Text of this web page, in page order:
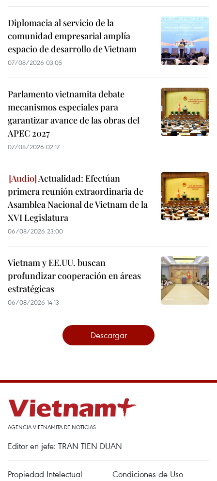
Diplomacia al servicio de la
comunidad empresarial amplía
espacio de desarrollo de Vietnam
07/08/2026 03:05
Parlamento vietnamita debate
mecanismos especiales para
garantizar avance de las obras del
APEC 2027
07/08/2026 02:17
Actualidad: Efectúan
primera reunión extraordinaria de
Asamblea Nacional de Vietnam de la
XVI Legislatura
06/08/2026 23:00
Vietnam y EE.UU. buscan
profundizar cooperación en áreas
estratégicas
06/08/2026 14:13
Descargar
AGENCIA VIETNAMITA DE NOTICIAS
Editor en jefe: TRAN TIEN DUAN
Propiedad Intelectual Condiciones de Uso